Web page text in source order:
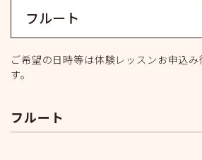
ご希望の日時等は体験レッスンお申込
す。
フルート